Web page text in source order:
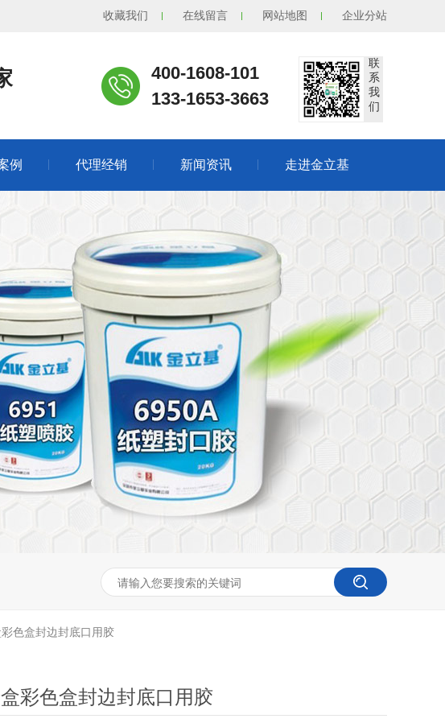
收藏我们 在线留言 网站地图 企业分站
联
系
我
们
400-1608-101
133-1653-3663
例 代理经销 新闻资讯 走进金立基
色盒封边封底口用胶
彩色盒封边封底口用胶